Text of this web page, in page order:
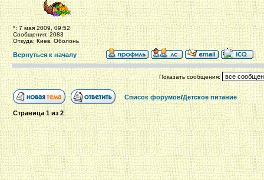
*: 7 мая 2009, 09:52
Сообщения: 2083
Откуда: Киев, Оболонь
Вернуться к началу
Показать сообщения:
Список форумов/Детское питание
Страница1из2